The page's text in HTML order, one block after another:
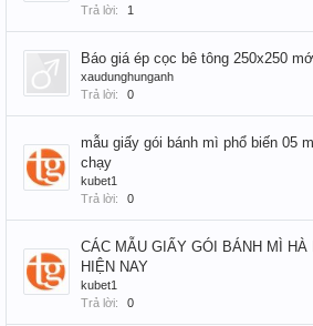
Trả lời:
1
Báo giá ép cọc bê tông 250x250
xaudunghunganh
Trả lời:
0
mẫu giấy gói bánh mì phổ biến 05
chạy
kubet1
Trả lời:
0
CÁC MẪU GIẤY GÓI BÁNH MÌ HÀ
HIỆN NAY
kubet1
Trả lời:
0